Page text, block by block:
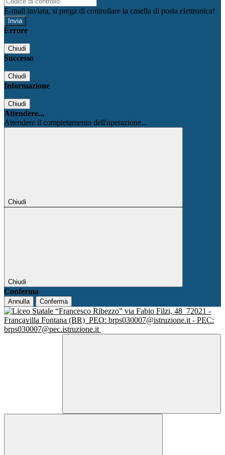
E-mail inviata, si prega di controllare la casella di posta elettronica!
Errore
Chiudi
Successo
Chiudi
Informazione
Chiudi
Attendere...
Attendere il completamento dell'operazione...
Chiudi
Chiudi
Conferma
Annulla Conferma
via Fabio Filzi, 48 72021 -
Francavilla Fontana (BR) PEO: brps030007@istruzione.it - PEC:
brps030007@pec.istruzione.it